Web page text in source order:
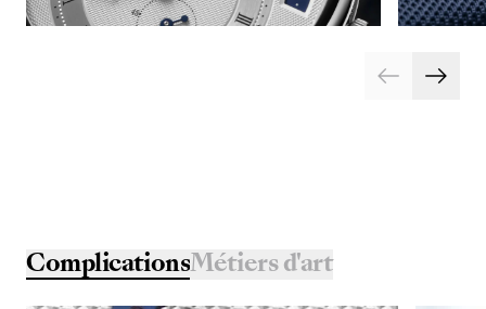
ComplicationsMétiers d'art